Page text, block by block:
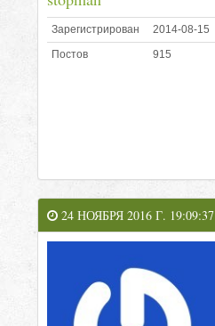
Зарегистрирован
2014-08-15
Постов
915
24 НОЯБРЯ 2016 Г. 19:09:37